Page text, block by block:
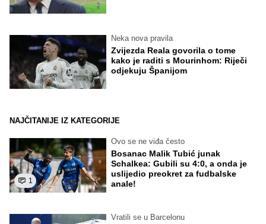
Neka nova pravila
Zvijezda Reala govorila o tome
kako je raditi s Mourinhom: Riječi
odjekuju Španijom
NAJČITANIJE IZ KATEGORIJE
1
Ovo se ne viđa često
Bosanac Malik Tubić junak
Schalkea: Gubili su 4:0, a onda je
uslijedio preokret za fudbalske
anale!
Vratili se u Barcelonu